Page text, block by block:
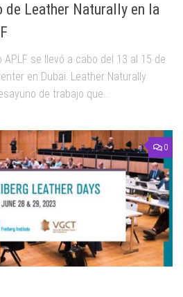
de Leather Naturally en la
se llevó a cabo del 13 al 15 de
en Dubai. Leather Naturally
de trabajo que...
0